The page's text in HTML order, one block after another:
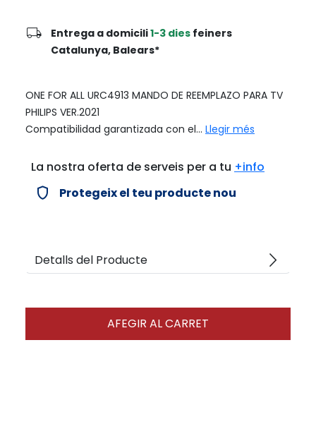
local_shipping Entrega a domicili1-3 dies feiners
Catalunya, Balears*
ONE FOR ALL URC4913 MANDO DE REEMPLAZO PARA TV
PHILIPS VER.2021
Compatibilidad garantizada con el... Llegir més
La nostra oferta de serveis per a tu +info
verified_user Protegeix el teu producte nou
Detalls del Producte arrow_forward_ios
AFEGIR AL CARRET